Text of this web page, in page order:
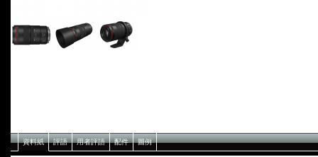
資料紙 評語 用者評語 配件 圖例